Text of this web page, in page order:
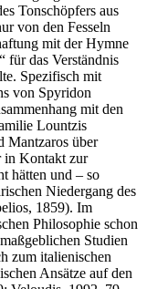
Tonschöpfers aus
von den Fesseln
mit der Hymne
für das Verständnis
Spezifisch mit
von Spyridon
mit den
Lountzis
Mantzaros über
in Kontakt zur
hätten und – so
Niedergang des
1859). Im
Philosophie schon
Studien
zum italienischen
Ansätze auf den